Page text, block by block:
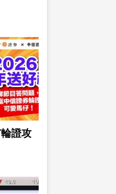
證攻